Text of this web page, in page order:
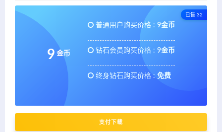
已售 32
9 金币
普通用户购买价格 : 9金币
钻石会员购买价格 : 9金币
终身钻石购买价格 : 免费
支付下载